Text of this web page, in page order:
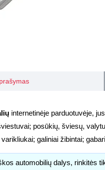
internetinėje parduotuvėje,
posūkių, šviesų,
galiniai žibintai;
automobilių dalys, rinkitės